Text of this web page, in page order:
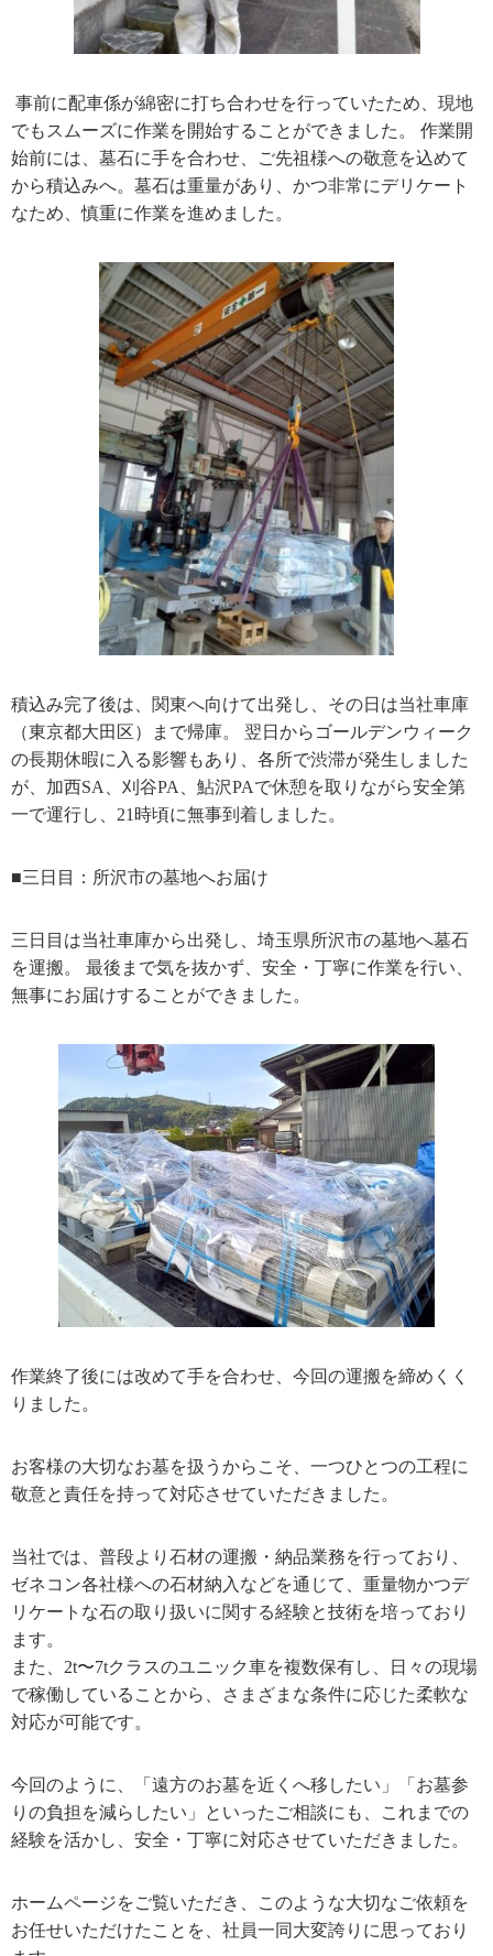
事前に配車係が綿密に打ち合わせを行っていたため、現地
でもスムーズに作業を開始することができました。 作業開
始前には、墓石に手を合わせ、ご先祖様への敬意を込めて
から積込みへ。墓石は重量があり、かつ非常にデリケート
なため、慎重に作業を進めました。
積込み完了後は、関東へ向けて出発し、その日は当社車庫
（東京都大田区）まで帰庫。 翌日からゴールデンウィーク
の長期休暇に入る影響もあり、各所で渋滞が発生しました
が、加西SA、刈谷PA、鮎沢PAで休憩を取りながら安全第
一で運行し、21時頃に無事到着しました。
■三日目：所沢市の墓地へお届け
三日目は当社車庫から出発し、埼玉県所沢市の墓地へ墓石
を運搬。 最後まで気を抜かず、安全・丁寧に作業を行い、
無事にお届けすることができました。
作業終了後には改めて手を合わせ、今回の運搬を締めくく
りました。
お客様の大切なお墓を扱うからこそ、一つひとつの工程に
敬意と責任を持って対応させていただきました。
当社では、普段より石材の運搬・納品業務を行っており、
ゼネコン各社様への石材納入などを通じて、重量物かつデ
リケートな石の取り扱いに関する経験と技術を培っており
ます。
また、2t〜7tクラスのユニック車を複数保有し、日々の現場
で稼働していることから、さまざまな条件に応じた柔軟な
対応が可能です。
今回のように、「遠方のお墓を近くへ移したい」「お墓参
りの負担を減らしたい」といったご相談にも、これまでの
経験を活かし、安全・丁寧に対応させていただきました。
ホームページをご覧いただき、このような大切なご依頼を
お任せいただけたことを、社員一同大変誇りに思っており